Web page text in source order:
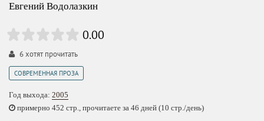
Евгений Водолазкин
0.00
6хотят прочитать
СОВРЕМЕННАЯ ПРОЗА
Год выхода: 2005
примерно 452 стр., прочитаете за 46 дней (10 стр./день)